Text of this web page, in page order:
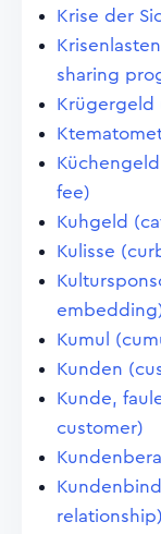
Krise der
sharing
Krügergeld
fee)
Kuhgeld
Kulisse
Kumul
Kunden
Kunde,
customer)
relationship)